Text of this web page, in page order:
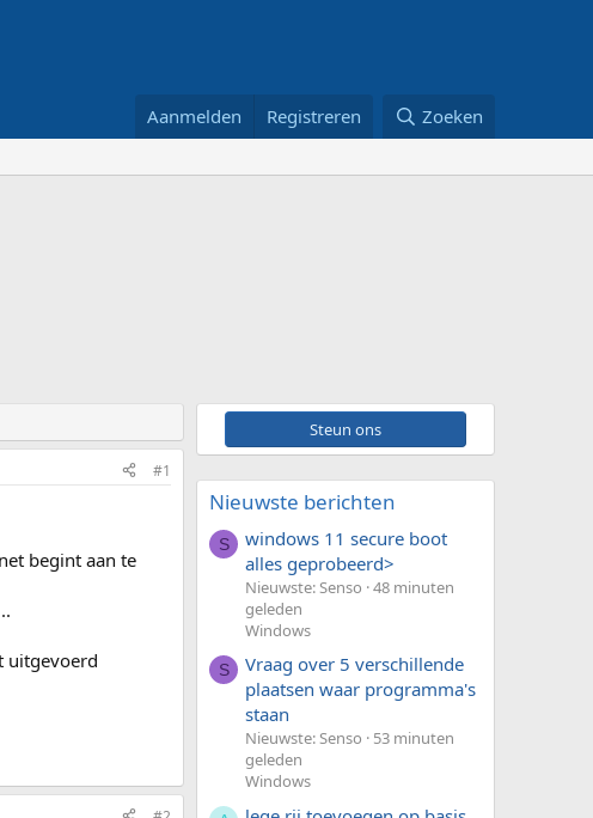
Aanmelden Registreren Zoeken
#1
begint aan te
uitgevoerd
Steun ons
Nieuwste berichten
S
windows 11 secure boot
alles geprobeerd>
Nieuwste: Senso 48 minuten
geleden
Windows
S
Vraag over 5 verschillende
plaatsen waar programma's
staan
Nieuwste: Senso
53 minuten
geleden
Windows